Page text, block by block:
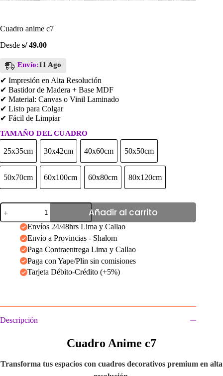
Cuadro anime c7
Desde s/49.00
Envío:11 Ago
✔ Impresión en Alta Resolución
✔ Bastidor de Madera + Base MDF
✔ Material: Canvas o Vinil Laminado
✔ Listo para Colgar
✔ Fácil de Limpiar
TAMAÑO DEL CUADRO
25x35cm25x35cm30x42cm30x42cm40x60cm40x60cm50x50cm
50x50cm
50x70cm50x70cm60x100cm60x100cm60x80cm60x80cm80x120cm
80x120cm
Cuadro
anime
c7
cantidad
Añadir al carrito
Envíos 24/48hrs Lima y Callao
Envío a Provincias - Shalom
Paga Contraentrega Lima y Callao
Paga con Yape/Plin sin comisiones
Tarjeta Débito-Crédito (+5%)
Descripción
Cuadro Anime c7
Transforma tus espacios con cuadros decorativos premium en alta